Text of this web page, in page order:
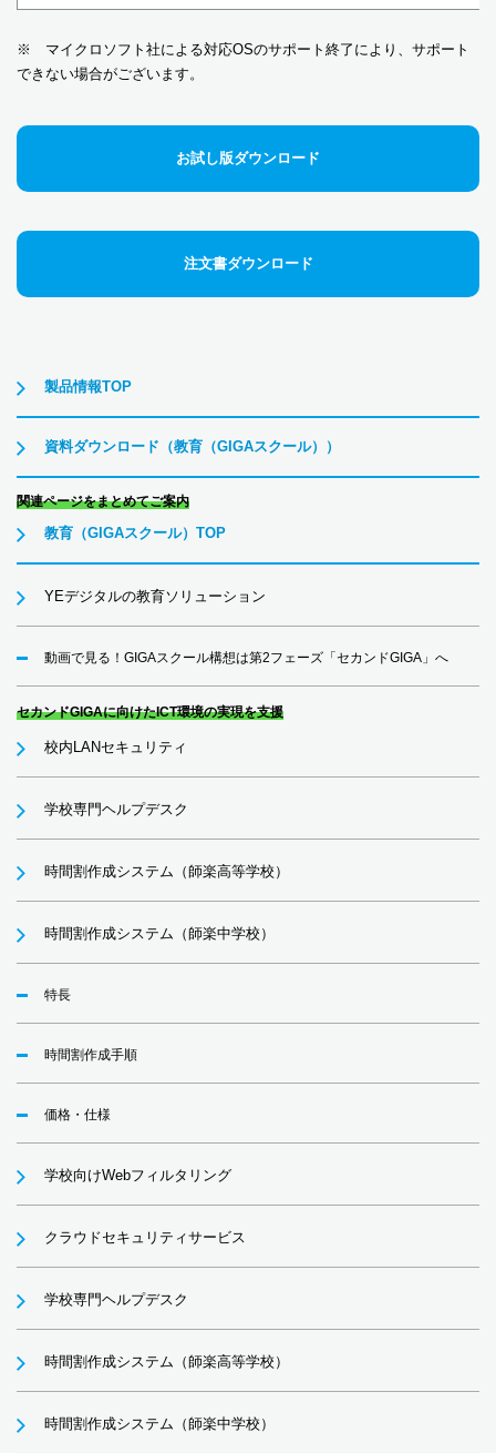
※ マイクロソフト社による対応OSのサポート終了により、サポート
できない場合がございます。
お試し版ダウンロード
注文書ダウンロード
製品情報TOP
資料ダウンロード （教育（GIGAスクール））
関連ページをまとめてご案内
教育（GIGAスクール）TOP
YEデジタルの教育ソリューション
動画で見る！GIGAスクール構想は第2フェーズ「セカンドGIGA」へ
セカンドGIGAに向けたICT環境の実現を支援
校内LANセキュリティ
学校専門ヘルプデスク
時間割作成システム（師楽高等学校）
時間割作成システム（師楽中学校）
特長
時間割作成手順
価格・仕様
学校向けWebフィルタリング
クラウドセキュリティサービス
学校専門ヘルプデスク
時間割作成システム（師楽高等学校）
時間割作成システム（師楽中学校）